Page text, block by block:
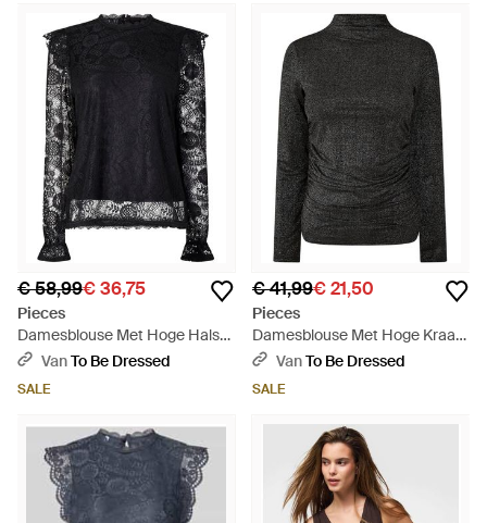
€ 58,99€ 36,75
Pieces
Damesblouse Met Hoge Hals
En Kanten Versiering, Normale
VanTo Be Dressed
SALE
€ 41,99€ 21,50
Pieces
Damesblouse Met Hoge Kraag,
Slank Model En Korte Mouwen
VanTo Be Dressed
SALE